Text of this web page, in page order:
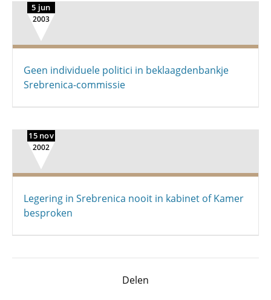
5 jun
2003
Geen individuele politici in beklaagdenbankje
Srebrenica-commissie
15 nov
2002
Legering in Srebrenica nooit in kabinet of Kamer
besproken
Delen